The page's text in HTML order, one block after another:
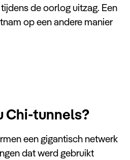
Keuzehulpde oorlog uitzag. Een
op een andere manier
Chi-tunnels?
een gigantisch netwerk
dat werd gebruikt